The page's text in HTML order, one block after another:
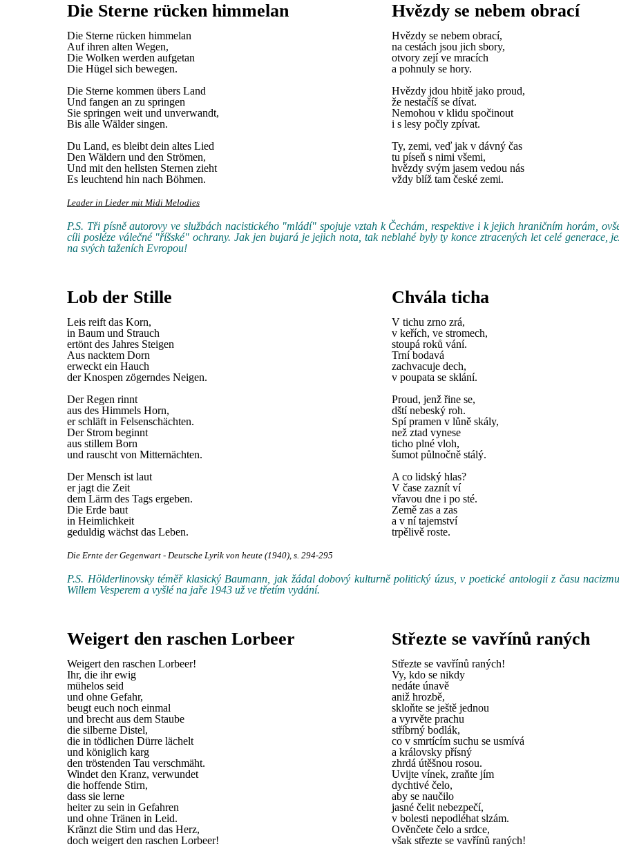
Die Sterne rücken himmelan
Die Sterne rücken himmelan
Auf ihren alten Wegen,
Die Wolken werden aufgetan
Die Hügel sich bewegen.
Die Sterne kommen übers Land
Und fangen an zu springen
Sie springen weit und unverwandt,
Bis alle Wälder singen.
Du Land, es bleibt dein altes Lied
Den Wäldern und den Strömen,
Und mit den hellsten Sternen zieht
Es leuchtend hin nach Böhmen.
Hvězdy se nebem obrací
Hvězdy se nebem obrací,
na cestách jsou jich sbory,
otvory zejí ve mracích
a pohnuly se hory.
Hvězdy jdou hbitě jako proud,
že nestačíš se dívat.
Nemohou v klidu spočinout
i s lesy počly zpívat.
Ty, zemi, veď jak v dávný čas
tu píseň s nimi všemi,
hvězdy svým jasem vedou nás
vždy blíž tam české zemi.
Leader in Lieder mit Midi Melodies
P.S. Tři písně autorovy ve službách nacistického "mládí" spojuje vztah k Čechám, respektive i k jejich hraničním horám,
cíli posléze válečné "říšské" ochrany. Jak jen bujará je jejich nota, tak neblahé byly ty konce ztracených let celé generace,
na svých taženích Evropou!
Lob der Stille
Leis reift das Korn,
in Baum und Strauch
ertönt des Jahres Steigen
Aus nacktem Dorn
erweckt ein Hauch
der Knospen zögerndes Neigen.
Der Regen rinnt
aus des Himmels Horn,
er schläft in Felsenschächten.
Der Strom beginnt
aus stillem Born
und rauscht von Mitternächten.
Der Mensch ist laut
er jagt die Zeit
dem Lärm des Tags ergeben.
Die Erde baut
in Heimlichkeit
geduldig wächst das Leben.
Chvála ticha
V tichu zrno zrá,
v keřích, ve stromech,
stoupá roků vání.
Trní bodavá
zachvacuje dech,
v poupata se sklání.
Proud, jenž řine se,
dští nebeský roh.
Spí pramen v lůně skály,
než ztad vynese
ticho plné vloh,
šumot půlnočně stálý.
A co lidský hlas?
V čase zaznít ví
vřavou dne i po sté.
Země zas a zas
a v ní tajemství
trpělivě roste.
Die Ernte der Gegenwart - Deutsche Lyrik von heute (1940), s. 294-295
P.S. Hölderlinovsky téměř klasický Baumann, jak žádal dobový kulturně politický úzus, v poetické antologii z času
Willem Vesperem a vyšlé na jaře 1943 už ve třetím vydání.
Weigert den raschen Lorbeer
Weigert den raschen Lorbeer!
Ihr, die ihr ewig
mühelos seid
und ohne Gefahr,
beugt euch noch einmal
und brecht aus dem Staube
die silberne Distel,
die in tödlichen Dürre lächelt
und königlich karg
den tröstenden Tau verschmäht.
Windet den Kranz, verwundet
die hoffende Stirn,
dass sie lerne
heiter zu sein in Gefahren
und ohne Tränen in Leid.
Kränzt die Stirn und das Herz,
doch weigert den raschen Lorbeer!
Střezte se vavřínů raných
Střezte se vavřínů raných!
Vy, kdo se nikdy
nedáte únavě
aniž hrozbě,
skloňte se ještě jednou
a vyrvěte prachu
stříbrný bodlák,
co v smrtícím suchu se usmívá
a královsky přísný
zhrdá útěšnou rosou.
Uvijte vínek, zraňte jím
dychtivé čelo,
aby se naučilo
jasné čelit nebezpečí,
v bolesti nepodléhat slzám.
Ověnčete čelo a srdce,
však střezte se vavřínů raných!